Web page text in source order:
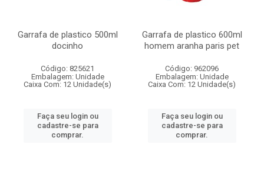
Garrafa de plastico 500ml
docinho
Código: 825621
Embalagem: Unidade
Caixa Com: 12 Unidade(s)
Faça seu login ou
cadastre-se para
comprar.
Garrafa de plastico 600ml
homem aranha paris pet
Código: 962096
Embalagem: Unidade
Caixa Com: 12 Unidade(s)
Faça seu login ou
cadastre-se para
comprar.